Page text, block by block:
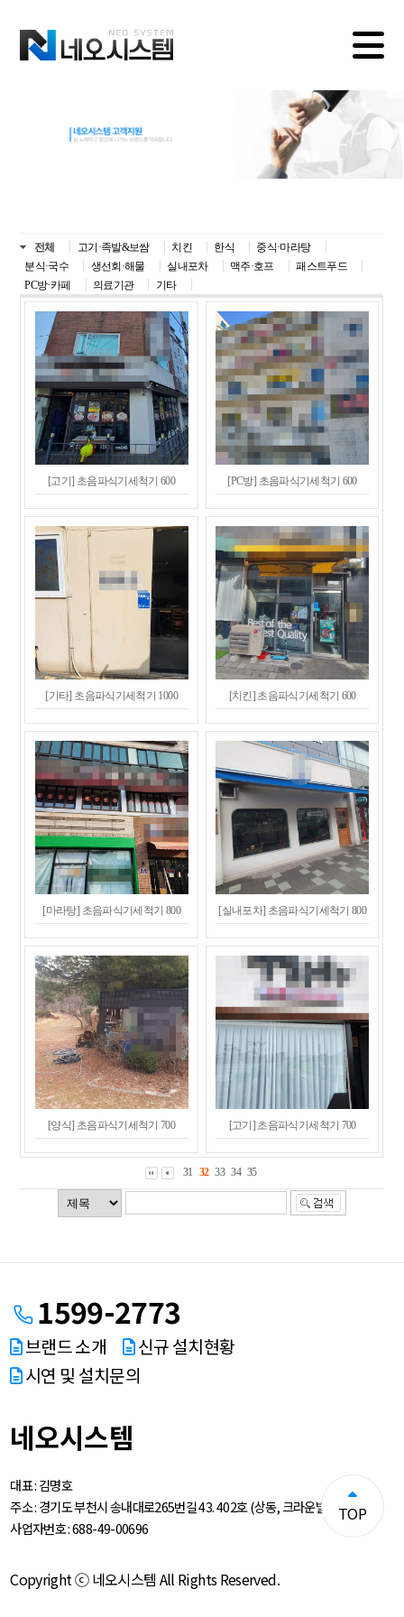
전체 고기·족발&보쌈 치킨 한식
중식·마라탕
분식·국수
생선회·해물 실내포차 맥주·호프
패스트푸드
PC방·카페
의료기관 기타
[고기] 초음파식기세척기 600 [PC방] 초음파식기세척기 600
[기타] 초음파식기세척기 1000 [치킨] 초음파식기세척기 600
[마라탕] 초음파식기세척기 800 [실내포차] 초음파식기세척기 800
[양식] 초음파식기세척기 700 [고기] 초음파식기세척기 700
31 32 33 34 35
브랜드 소개
신규 설치현황
시연 및 설치문의
네오시스템
대표 :김명호
주소 :경기도 부천시 송내대로265번길 43. 402호 (상동, 크라운빌딩)
사업자번호 :688-49-00696
Copyright ⓒ 네오시스템 All Rights Reserved.
1599-2773
TOP